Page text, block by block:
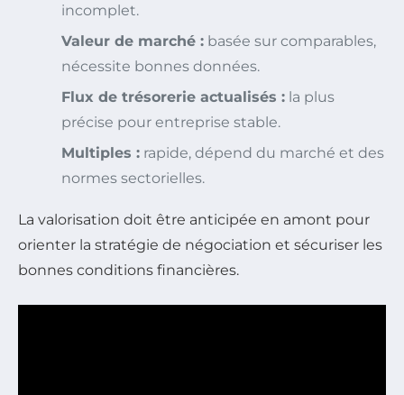
incomplet.
Valeur de marché : basée sur comparables,
nécessite bonnes données.
Flux de trésorerie actualisés : la plus
précise pour entreprise stable.
Multiples : rapide, dépend du marché et des
normes sectorielles.
La valorisation doit être anticipée en amont pour
orienter la stratégie de négociation et sécuriser les
bonnes conditions financières.